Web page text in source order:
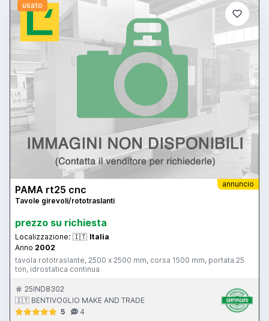
usato
annuncio
PAMA rt25 cnc
Tavole girevoli/rototraslanti
prezzo su richiesta
Localizzazione: 🇮🇹 Italia
Anno 2002
tavola rototraslante, 2500 x 2500 mm, corsa 1500 mm, portata 25
ton, idrostatica continua
25IND8302
🇮🇹 BENTIVOGLIO MAKE AND TRADE
5
4